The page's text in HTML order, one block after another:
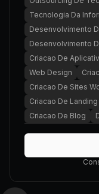
Tecnologia Da
Desenvolvimento
Desenvolvimento
Criacao De
Web Design
Criacao De Sites
Criacao De
Criacao De Blog